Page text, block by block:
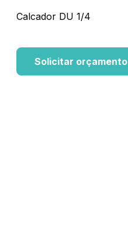
Calcador DU 1/4
Solicitar orçamento